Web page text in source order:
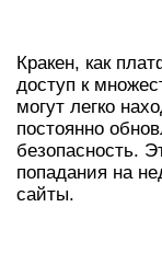
Кракен, как
доступ к
могут легко
постоянно
безопасность.
попадания на
сайты.